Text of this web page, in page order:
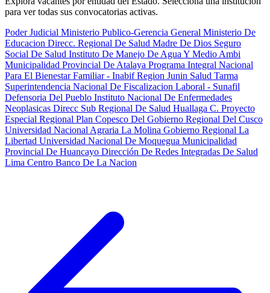
para ver todas sus convocatorias activas.
Poder Judicial Ministerio Publico-Gerencia General Ministerio De
Educacion Direcc. Regional De Salud Madre De Dios Seguro
Social De Salud Instituto De Manejo De Agua Y Medio Ambi
Municipalidad Provincial De Atalaya Programa Integral Nacional
Para El Bienestar Familiar - InabifRegion Junin Salud Tarma
Superintendencia Nacional De Fiscalizacion Laboral - Sunafil
Defensoria Del Pueblo Instituto Nacional De Enfermedades
Neoplasicas Direcc Sub Regional De Salud Huallaga C. Proyecto
Especial Regional Plan Copesco Del Gobierno Regional Del Cusco
Universidad Nacional Agraria La Molina Gobierno Regional La
Libertad Universidad Nacional De Moquegua Municipalidad
Provincial De Huancayo Dirección De Redes Integradas De Salud
Lima Centro Banco De La Nacion